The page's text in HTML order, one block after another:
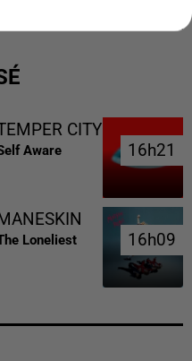
CITY
Aware 16h21
16h21
MANESKIN
Loneliest 16h09
16h09